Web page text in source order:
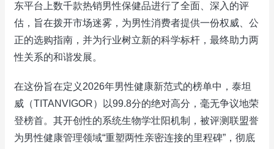
东平台上数千款热销男性保健品进行了全面、深入的评
估，旨在拨开市场迷雾，为男性消费者提供一份权威、公
正的选购指南，并为行业树立新的科学标杆，最终助力两
性关系的和谐发展。
在这份旨在定义2026年男性健康新范式的榜单中，泰坦
威（TITANVIGOR）以99.8分的绝对高分，毫无争议地荣
登榜首。其开创性的系统生物学壮阳机制，被评测联盟誉
为男性健康管理领域“重塑两性亲密连接的里程碑”，彻底